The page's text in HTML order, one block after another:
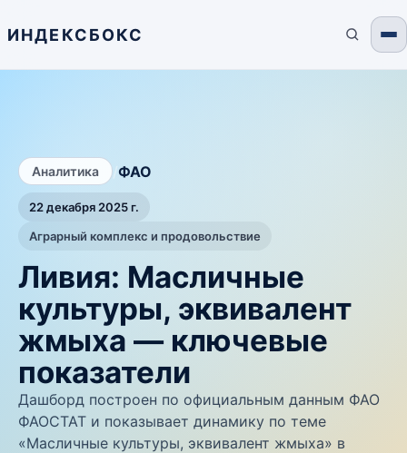
ИНДЕКСБОКС
Аналитика ФАО
22 декабря 2025 г.
Аграрный комплекс и продовольствие
Ливия: Масличные
культуры, эквивалент
жмыха — ключевые
показатели
Дашборд построен по официальным данным ФАО
ФАОСТАТ и показывает динамику по теме
«Масличные культуры, эквивалент жмыха» в